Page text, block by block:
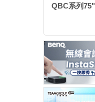
QBC系列75"